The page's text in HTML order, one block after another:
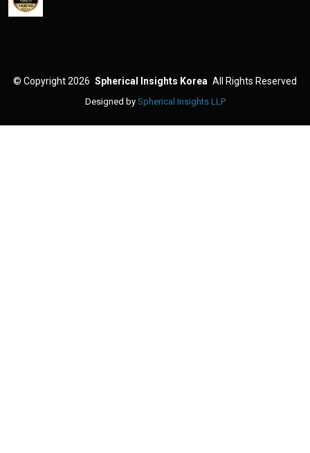
© Copyright 2026 Spherical Insights Korea All Rights Reserved
Designed by Spherical Insights LLP